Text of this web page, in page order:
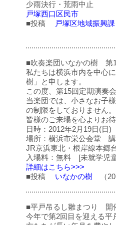
少雨決行・荒雨中止
戸塚西口区民市
■投稿
戸塚区地域振興課
■吹奏楽団いなかの樹 第
私たちは横浜市内を中心
樹」と申します。
この度、第15回定期演奏
当楽団では、小さなお子
の制限をしておりません
皆様のご来場を心よりお
日時：2012年2月19日(
場所：横浜市栄公会堂
JR京浜東北・根岸線本郷
入場料：無料 [未就学児
詳細はこちら>>>
■投稿
いなかの樹 （
■平戸吊るし雛まつり 開
今年で第2回目を迎える平